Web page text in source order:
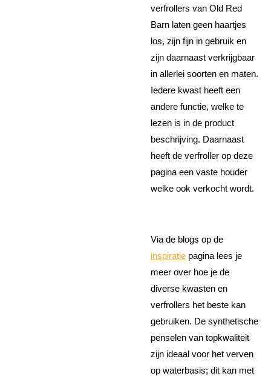
verfrollers van Old Red
Barn laten geen haartjes
los, zijn fijn in gebruik en
zijn daarnaast verkrijgbaar
in allerlei soorten en maten.
Iedere kwast heeft een
andere functie, welke te
lezen is in de product
beschrijving. Daarnaast
heeft de verfroller op deze
pagina een vaste houder
welke ook verkocht wordt.
Via de blogs op de
inspiratie pagina lees je
meer over hoe je de
diverse kwasten en
verfrollers het beste kan
gebruiken. De synthetische
penselen van topkwaliteit
zijn ideaal voor het verven
op waterbasis; dit kan met